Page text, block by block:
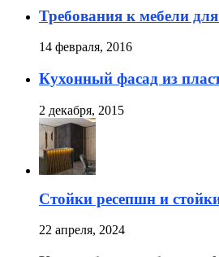
Требования к мебели
14 февраля, 2016
Кухонный фасад из
2 декабря, 2015
Стойки ресепшн и
22 апреля, 2024